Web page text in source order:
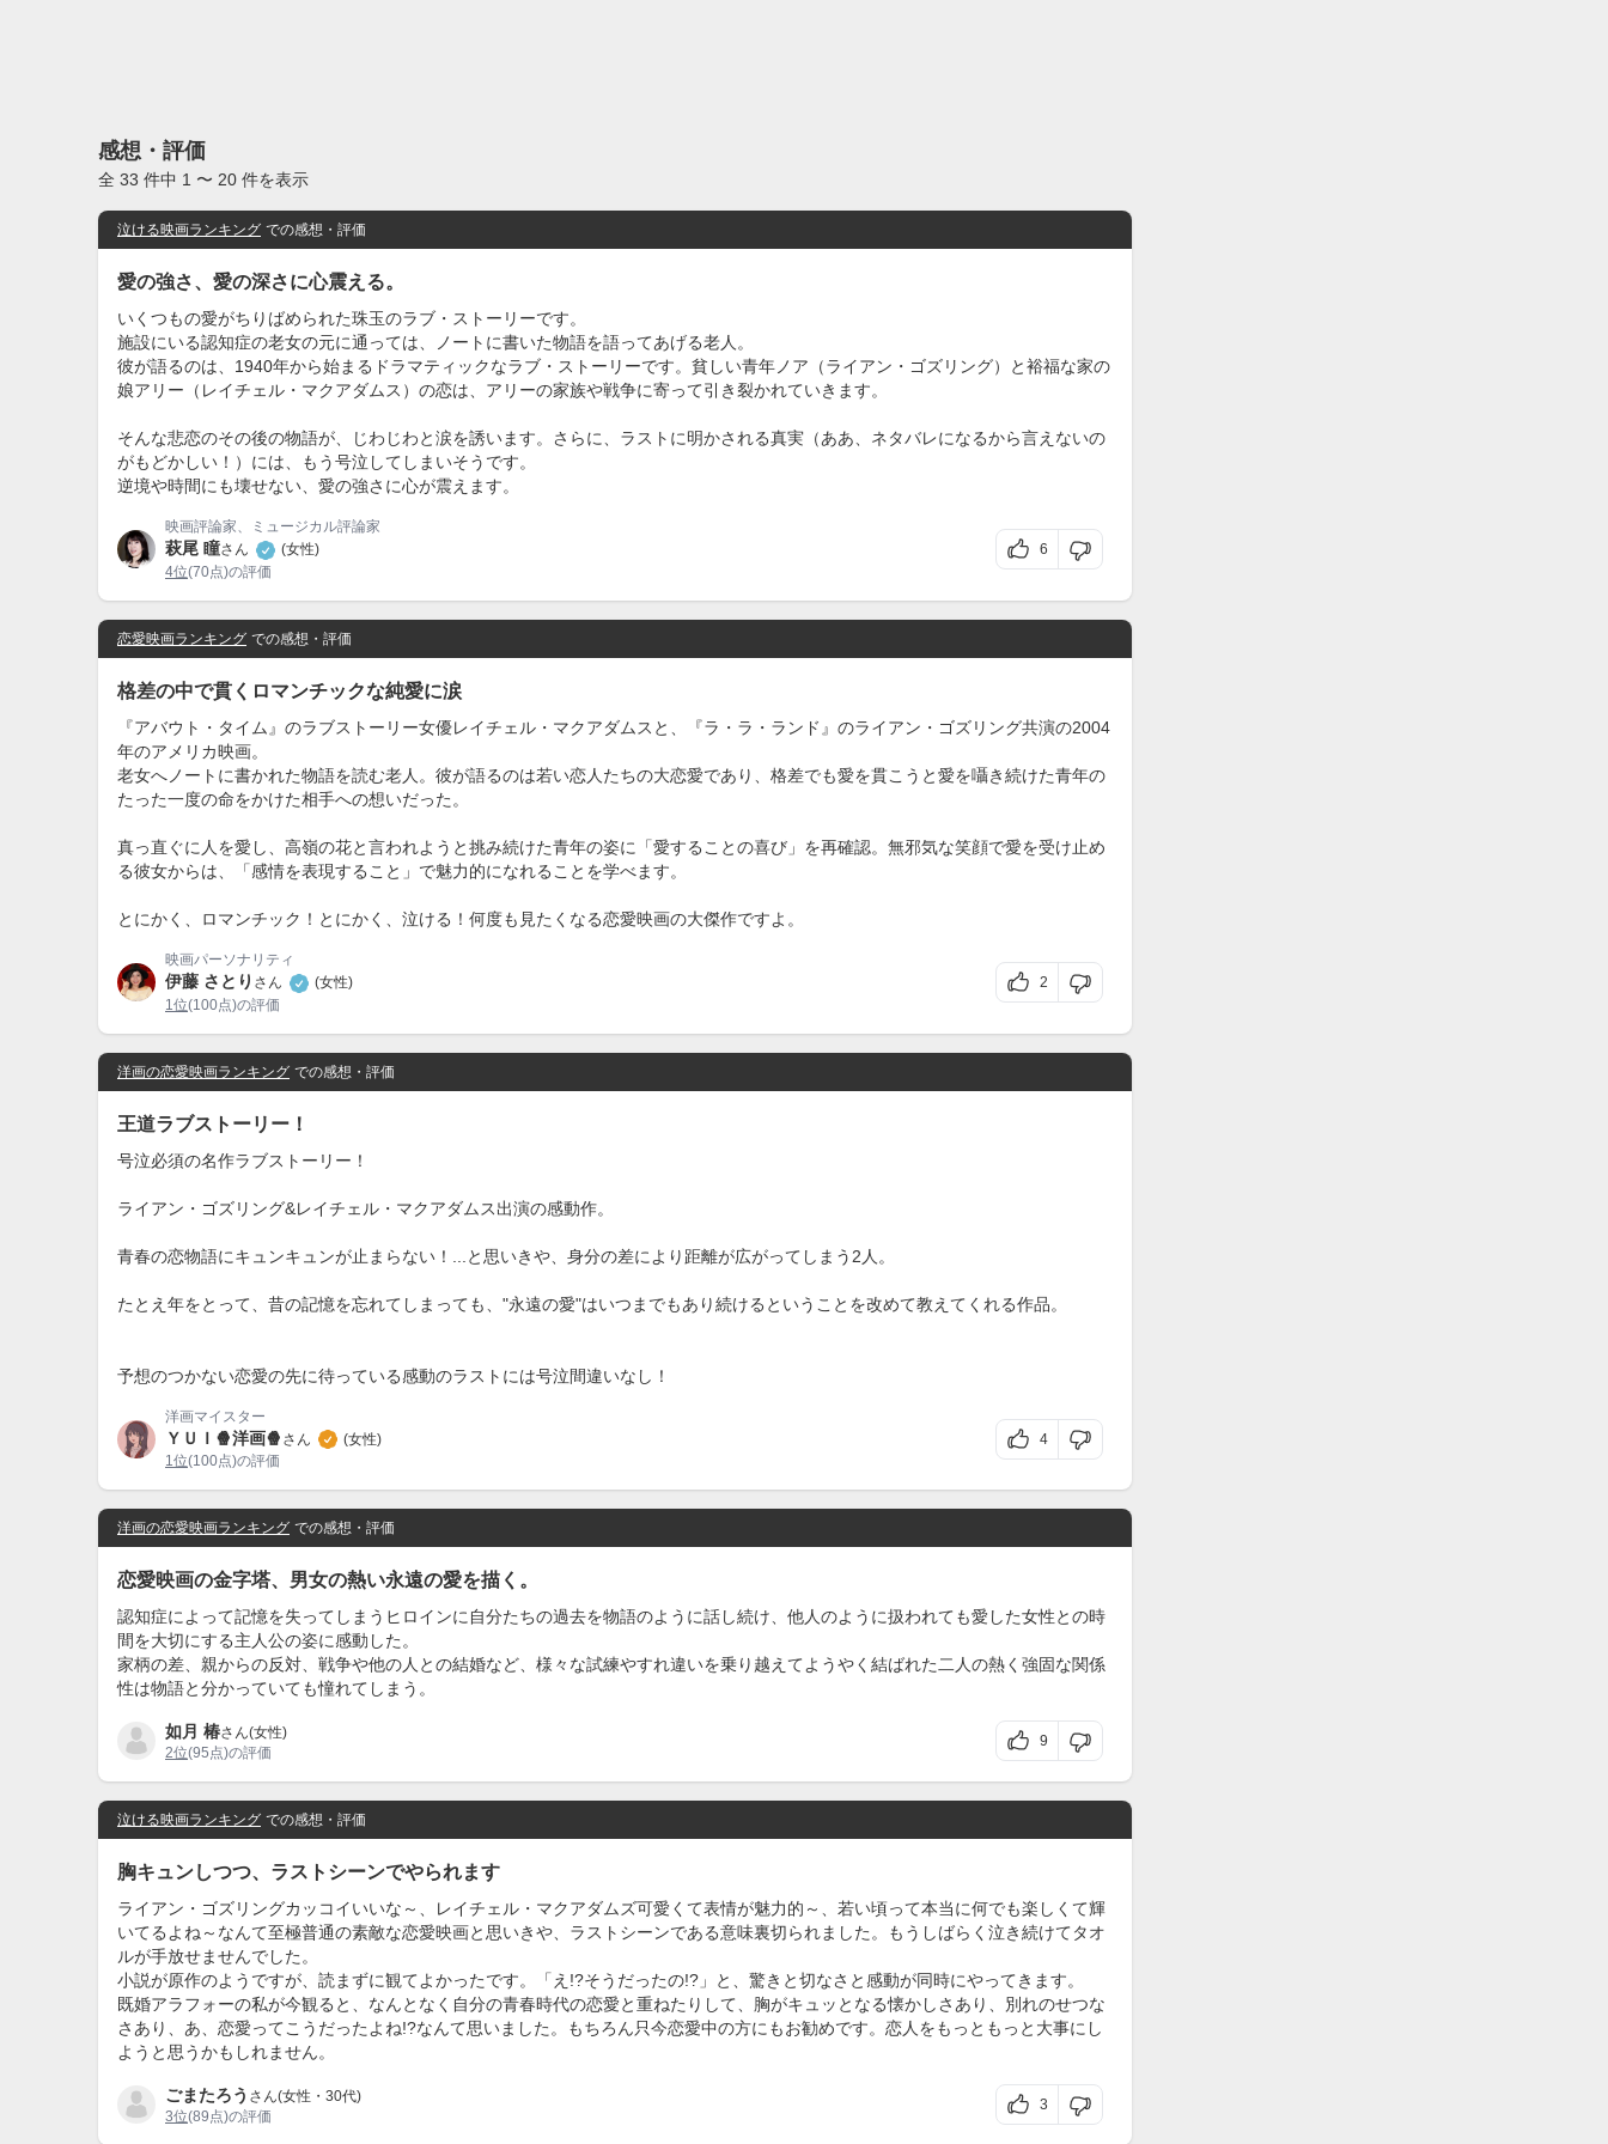
感想・評価
全 33 件中 1 〜 20 件を表示
泣ける映画ランキング での感想・評価
愛の強さ、愛の深さに心震える。
いくつもの愛がちりばめられた珠玉のラブ・ストーリーです。
施設にいる認知症の老女の元に通っては、ノートに書いた物語を語ってあげる老人。
彼が語るのは、1940年から始まるドラマティックなラブ・ストーリーです。貧しい青年ノア（ライアン・ゴズリング）と裕福な家の
娘アリー（レイチェル・マクアダムス）の恋は、アリーの家族や戦争に寄って引き裂かれていきます。
そんな悲恋のその後の物語が、じわじわと涙を誘います。さらに、ラストに明かされる真実（ああ、ネタバレになるから言えないの
がもどかしい！）には、もう号泣してしまいそうです。
逆境や時間にも壊せない、愛の強さに心が震えます。
映画評論家、ミュージカル評論家
萩尾 瞳さん
(女性)
4位(70点)の評価
6
恋愛映画ランキング での感想・評価
格差の中で貫くロマンチックな純愛に涙
『アバウト・タイム』のラブストーリー女優レイチェル・マクアダムスと、『ラ・ラ・ランド』のライアン・ゴズリング共演の2004
年のアメリカ映画。
老女へノートに書かれた物語を読む老人。彼が語るのは若い恋人たちの大恋愛であり、格差でも愛を貫こうと愛を囁き続けた青年の
たった一度の命をかけた相手への想いだった。
真っ直ぐに人を愛し、高嶺の花と言われようと挑み続けた青年の姿に「愛することの喜び」を再確認。無邪気な笑顔で愛を受け止め
る彼女からは、「感情を表現すること」で魅力的になれることを学べます。
とにかく、ロマンチック！とにかく、泣ける！何度も見たくなる恋愛映画の大傑作ですよ。
映画パーソナリティ
伊藤 さとり さん
(女性)
1位(100点)の評価
2
洋画の恋愛映画ランキング での感想・評価
王道ラブストーリー！
‪号泣必須の名作ラブストーリー！‬
‪ライアン・ゴズリング&レイチェル・マクアダムス出演の感動作。‬
‪青春の恋物語にキュンキュンが止まらない！...と思いきや、身分の差により距離が広がってしまう2人。‬
‪たとえ年をとって、昔の記憶を忘れてしまっても、"永遠の愛"はいつまでもあり続けるということを改めて教えてくれる作品。‬
‪予想のつかない恋愛の先に待っている感動のラストには号泣間違いなし！‬
洋画マイスター
ＹＵＩ🍿洋画🍿 さん
(女性)
1位(100点)の評価
4
洋画の恋愛映画ランキング での感想・評価
恋愛映画の金字塔、男女の熱い永遠の愛を描く。
認知症によって記憶を失ってしまうヒロインに自分たちの過去を物語のように話し続け、他人のように扱われても愛した女性との時
間を大切にする主人公の姿に感動した。
家柄の差、親からの反対、戦争や他の人との結婚など、様々な試練やすれ違いを乗り越えてようやく結ばれた二人の熱く強固な関係
性は物語と分かっていても憧れてしまう。
如月 椿さん(女性)
2位(95点)の評価
9
泣ける映画ランキング での感想・評価
胸キュンしつつ、ラストシーンでやられます
ライアン・ゴズリングカッコイいいな～、レイチェル・マクアダムズ可愛くて表情が魅力的～、若い頃って本当に何でも楽しくて輝
いてるよね～なんて至極普通の素敵な恋愛映画と思いきや、ラストシーンである意味裏切られました。もうしばらく泣き続けてタオ
ルが手放せませんでした。
小説が原作のようですが、読まずに観てよかったです。「え!?そうだったの!?」と、驚きと切なさと感動が同時にやってきます。
既婚アラフォーの私が今観ると、なんとなく自分の青春時代の恋愛と重ねたりして、胸がキュッとなる懐かしさあり、別れのせつな
さあり、あ、恋愛ってこうだったよね!?なんて思いました。もちろん只今恋愛中の方にもお勧めです。恋人をもっともっと大事にし
ようと思うかもしれません。
ごまたろう さん(女性・30代)
3位(89点)の評価
3